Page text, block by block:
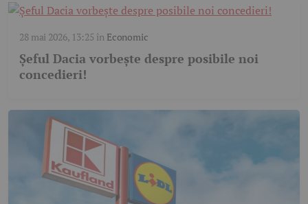
28 mai 2026, 13:25 în Economic
Șeful Dacia vorbește despre posibile noi
concedieri!